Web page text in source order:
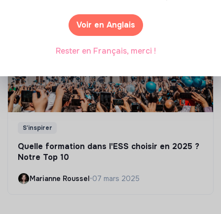
S'inspirer
Quelle formation dans l'ESS choisir en 2025 ?
Notre Top 10
Marianne Roussel•07 mars 2025
Voir en Anglais
Rester en Français, merci !